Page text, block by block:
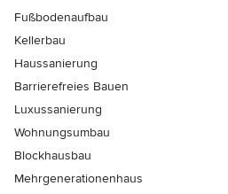
Fußbodenaufbau
Kellerbau
Haussanierung
Barrierefreies Bauen
Luxussanierung
Wohnungsumbau
Blockhausbau
Mehrgenerationenhaus